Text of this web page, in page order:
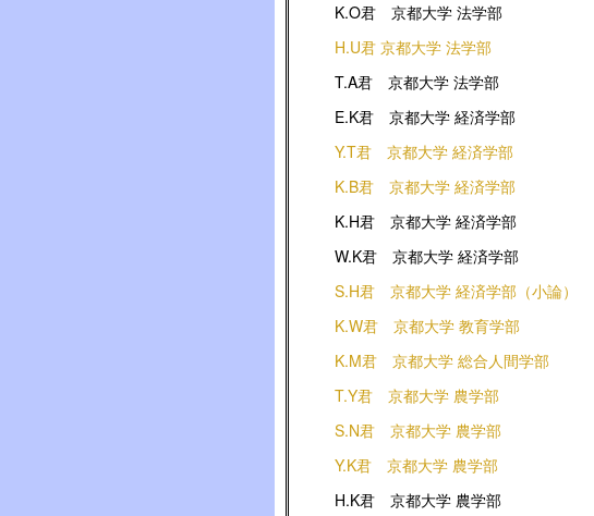
K.O君 京都大学 法学部
H.U君 京都大学 法学部
T.A君 京都大学 法学部
E.K君 京都大学 経済学部
Y.T君 京都大学 経済学部
K.B君 京都大学 経済学部
K.H君 京都大学 経済学部
W.K君 京都大学 経済学部
S.H君 京都大学 経済学部（小論）
K.W君 京都大学 教育学部
K.M君 京都大学 総合人間学部
T.Y君 京都大学 農学部
S.N君 京都大学 農学部
Y.K君 京都大学 農学部
H.K君 京都大学 農学部